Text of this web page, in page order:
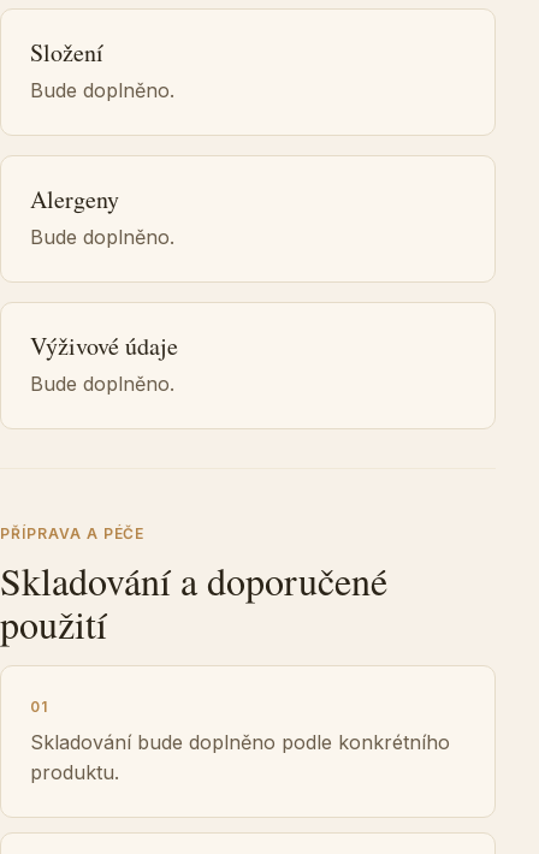
Složení
Bude doplněno.
Alergeny
Bude doplněno.
Výživové údaje
Bude doplněno.
PŘÍPRAVA A PÉČE
Skladování a doporučené
použití
01
Skladování bude doplněno podle konkrétního
produktu.